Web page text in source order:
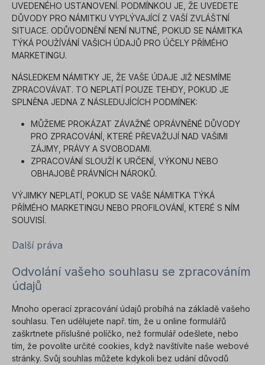
UVEDENÉHO USTANOVENÍ. PODMÍNKOU JE, ŽE UVEDETE
DŮVODY PRO NÁMITKU VYPLÝVAJÍCÍ Z VAŠÍ ZVLÁŠTNÍ
SITUACE. ODŮVODNĚNÍ NENÍ NUTNÉ, POKUD SE NÁMITKA
TÝKÁ POUŽÍVÁNÍ VAŠICH ÚDAJŮ PRO ÚČELY PŘÍMÉHO
MARKETINGU.
NÁSLEDKEM NÁMITKY JE, ŽE VAŠE ÚDAJE JIŽ NESMÍME
ZPRACOVÁVAT. TO NEPLATÍ POUZE TEHDY, POKUD JE
SPLNĚNA JEDNA Z NÁSLEDUJÍCÍCH PODMÍNEK:
MŮŽEME PROKÁZAT ZÁVAŽNÉ OPRÁVNĚNÉ DŮVODY
PRO ZPRACOVÁNÍ, KTERÉ PŘEVAŽUJÍ NAD VAŠIMI
ZÁJMY, PRÁVY A SVOBODAMI.
ZPRACOVÁNÍ SLOUŽÍ K URČENÍ, VÝKONU NEBO
OBHAJOBĚ PRÁVNÍCH NÁROKŮ.
VÝJIMKY NEPLATÍ, POKUD SE VAŠE NÁMITKA TÝKÁ
PŘÍMÉHO MARKETINGU NEBO PROFILOVÁNÍ, KTERÉ S NÍM
SOUVISÍ.
Další práva
Odvolání vašeho souhlasu se zpracováním
údajů
Mnoho operací zpracování údajů probíhá na základě vašeho
souhlasu. Ten udělujete např. tím, že u online formulářů
zaškrtnete příslušné políčko, než formulář odešlete, nebo
tím, že povolíte určité cookies, když navštívíte naše webové
stránky. Svůj souhlas můžete kdykoli bez udání důvodů